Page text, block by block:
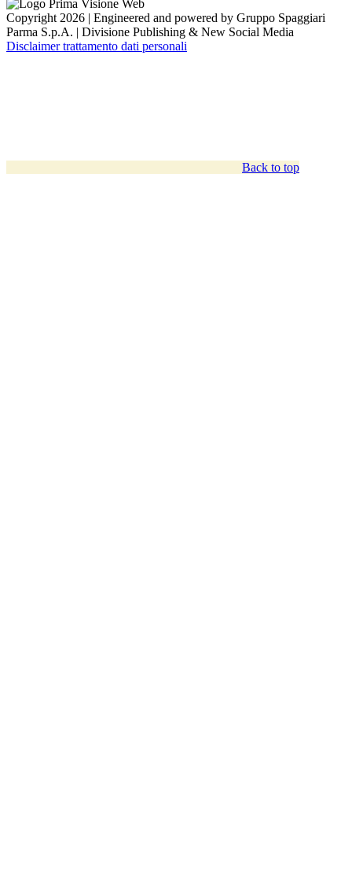
Copyright 2026 | Engineered and powered by Gruppo Spaggiari
Parma S.p.A. | Divisione Publishing & New Social Media
Disclaimer trattamento dati personali
Back to top